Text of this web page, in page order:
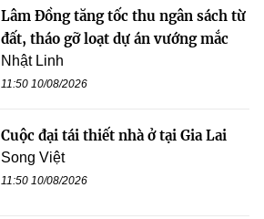
Lâm Đồng tăng tốc thu ngân sách từ
đất, tháo gỡ loạt dự án vướng mắc
Nhật Linh
11:50 10/08/2026
Cuộc đại tái thiết nhà ở tại Gia Lai
Song Việt
11:50 10/08/2026